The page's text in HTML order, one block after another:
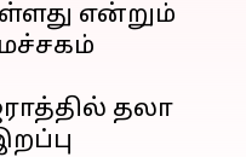
என்றும்
தலா